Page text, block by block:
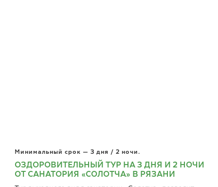
Минимальный срок — 3 дня / 2 ночи.
ОЗДОРОВИТЕЛЬНЫЙ ТУР НА 3 ДНЯ И 2 НОЧИ
ОТ САНАТОРИЯ «СОЛОТЧА» В РЯЗАНИ